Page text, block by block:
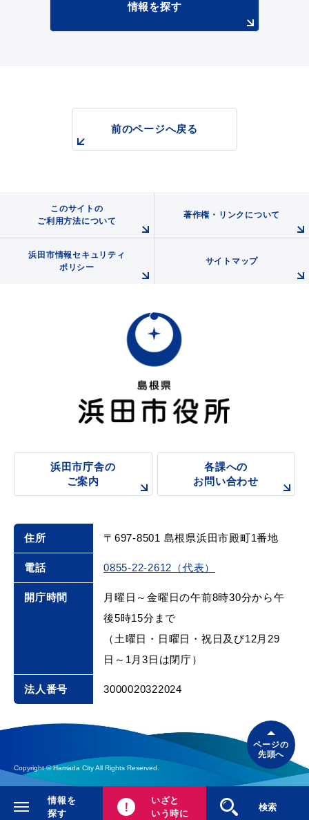
浜田市観光協会ポータルサイト「はまナビ」
移住・出会い応援（はまだ暮らし）
浜田市庁舎の
各課への
閉じる
情報を
探す
いざと
いう時に
検索
情報を探す
前のページへ戻る
このサイトの
ご利用方法について
著作権・リンクについて
浜田市情報セキュリティ
ポリシー
サイトマップ
浜田市庁舎の
ご案内
各課への
お問い合わせ
住所 〒697-8501 島根県浜田市殿町1番地
電話 0855-22-2612（代表）
開庁時間
月曜日～金曜日の午前8時30分から午
後5時15分まで
（土曜日・日曜日・祝日及び12月29
日～1月3日は閉庁）
法人番号 3000020322024
Copyright © Hamada City All Rights Reserved.
ページの
先頭へ